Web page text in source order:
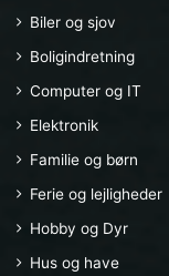
Biler og sjov
Boligindretning
Computer og IT
Elektronik
Familie og børn
Ferie og lejligheder
Hobby og Dyr
Hus og have